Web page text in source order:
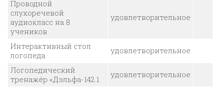
Проводной
слухоречевой
аудиокласс на 8
учеников
удовлетворительное
Интерактивный стол
логопеда
удовлетворительное
Логопедический
тренажёр «Дэльфа-142.1
удовлетворительное